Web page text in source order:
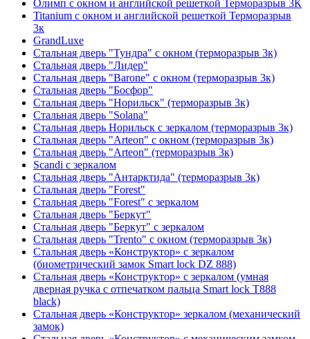
Олимп с окном и английской решеткой Терморазрыв 3К
Titanium с окном и английской решеткой Терморазрыв
3к
GrandLuxe
Стальная дверь "Тундра" с окном (терморазрыв 3к)
Стальная дверь "Лидер"
Стальная дверь "Barone" с окном (терморазрыв 3к)
Стальная дверь "Босфор"
Стальная дверь "Норильск" (терморазрыв 3к)
Стальная дверь "Solana"
Стальная дверь Норильск с зеркалом (терморазрыв 3к)
Стальная дверь "Arteon" с окном (терморазрыв 3к)
Стальная дверь "Arteon" (терморазрыв 3к)
Scandi с зеркалом
Стальная дверь "Антарктида" (терморазрыв 3к)
Стальная дверь "Forest"
Стальная дверь "Forest" с зеркалом
Стальная дверь "Беркут"
Стальная дверь "Беркут" с зеркалом
Стальная дверь "Trento" с окном (терморазрыв 3к)
Стальная дверь «Конструктор» с зеркалом
(биометрический замок Smart lock DZ 888)
Стальная дверь «Конструктор» с зеркалом (умная
дверная ручка с отпечатком пальца Smart lock T888
black)
Стальная дверь «Конструктор» зеркалом (механический
замок)